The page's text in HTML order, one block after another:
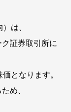
は、
証券取引所に
となります。
め、